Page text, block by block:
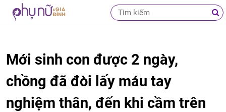
Mới sinh con được 2 ngày,
chồng đã đòi lấy máu tay
nghiệm thân, đến khi cầm trên